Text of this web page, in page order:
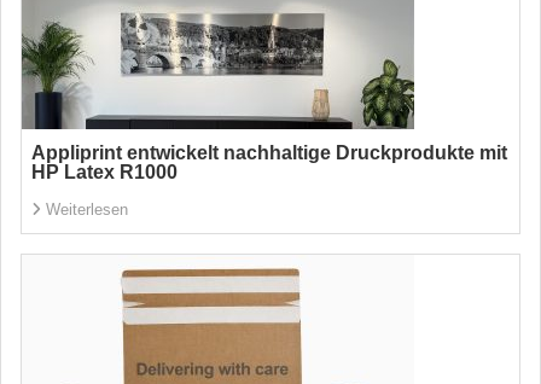
Appliprint entwickelt nachhaltige Druckprodukte mit
HP Latex R1000
Weiterlesen